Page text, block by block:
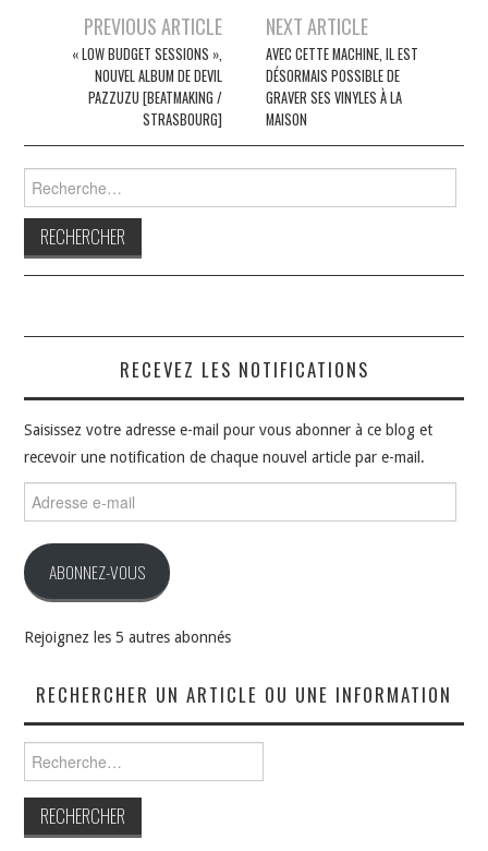
Navigation
articles
PREVIOUS ARTICLE
« LOW BUDGET SESSIONS »,
NOUVEL ALBUM DE DEVIL
PAZZUZU [BEATMAKING /
STRASBOURG]
NEXT ARTICLE
AVEC CETTE MACHINE, IL EST
DÉSORMAIS POSSIBLE DE
GRAVER SES VINYLES À LA
MAISON
Rechercher :
RECEVEZ LES NOTIFICATIONS
Saisissez votre adresse e-mail pour vous abonner à ce blog et
recevoir une notification de chaque nouvel article par e-mail.
Adresse
e-
ABONNEZ-VOUS
Rejoignez les 5 autres abonnés
RECHERCHER UN ARTICLE OU UNE INFORMATION
Rechercher :